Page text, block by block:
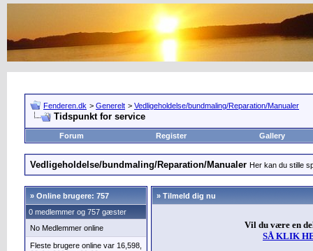
Fenderen.dk > Generelt > Vedligeholdelse/bundmaling/Reparation/Manualer
Tidspunkt for service
Forum Register Gallery
Vedligeholdelse/bundmaling/Reparation/Manualer Her kan du stille
» Online brugere: 757
0 medlemmer og 757 gæster
No Medlemmer online
Fleste brugere online var 16,598,
» Tilmeld dig nu
Vil du være en
SÅ KLIK